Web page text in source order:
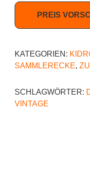
PREIS
KATEGORIEN:
SAMMLERECKE,
SCHLAGWÖRTER:
VINTAGE